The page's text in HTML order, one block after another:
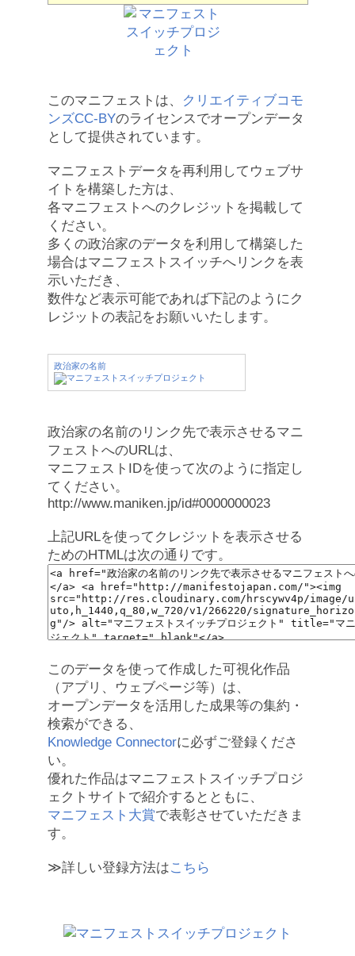
このマニフェストは、
クリエイティブコモ
ンズCC-BYのライセンスでオープンデータ
として提供されています。
マニフェストデータを再利用してウェブサ
イトを構築した方は、
各マニフェストへのクレジットを掲載して
ください。
多くの政治家のデータを利用して構築した
場合はマニフェストスイッチへリンクを表
示いただき、
数件など表示可能であれば下記のようにク
レジットの表記をお願いいたします。
政治家の名前
政治家の名前のリンク先で表示させるマニ
フェストへのURLは、
マニフェストIDを使って次のように指定し
てください。
http://www.maniken.jp/id#0000000023
上記URLを使ってクレジットを表示させる
ためのHTMLは次の通りです。
このデータを使って作成した可視化作品
（アプリ、ウェブページ等）は、
オープンデータを活用した成果等の集約・
検索ができる、
Knowledge Connectorに必ずご登録くださ
い。
優れた作品はマニフェストスイッチプロジ
ェクトサイトで紹介するとともに、
マニフェスト大賞で表彰させていただきま
す。
≫詳しい登録方法はこちら